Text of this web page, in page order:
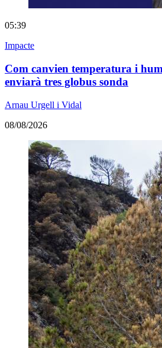
05:39
Impacte
Com canvien temperatura i
enviarà tres globus sonda
Arnau Urgell i Vidal
08/08/2026